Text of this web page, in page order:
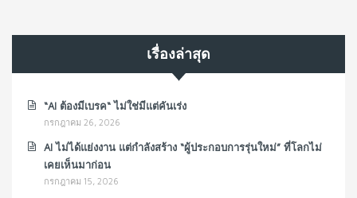
เรื่องล่าสุด
“AI ต้องมีเบรค“ ไม่ใช่มีแต่คันเร่ง
กรกฎาคม 26, 2026
AI ไม่ได้แย่งงาน แต่กำลังสร้าง “ผู้ประกอบการรุ่นใหม่” ที่โลกไม่
เคยเห็นมาก่อน
กรกฎาคม 15, 2026